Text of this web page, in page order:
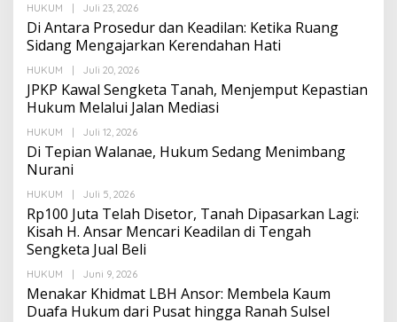
HUKUM Juli 23, 2026Oleh
Di Antara Prosedur dan Keadilan: Ketika Ruang
Sidang Mengajarkan Kerendahan Hati
HUKUM Juli 20, 2026Oleh
JPKP Kawal Sengketa Tanah, Menjemput Kepastian
Hukum Melalui Jalan Mediasi
HUKUM Juli 12, 2026Oleh
Di Tepian Walanae, Hukum Sedang Menimbang
Nurani
HUKUM Juli 5, 2026Oleh
Rp100 Juta Telah Disetor, Tanah Dipasarkan Lagi:
Kisah H. Ansar Mencari Keadilan di Tengah
Sengketa Jual Beli
HUKUM Juni 9, 2026Oleh
Menakar Khidmat LBH Ansor: Membela Kaum
Duafa Hukum dari Pusat hingga Ranah Sulsel